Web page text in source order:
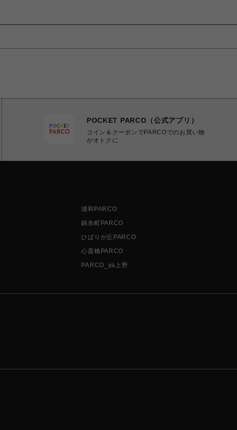
POCKET PARCO（公式アプリ）
コイン＆クーポンでPARCOでのお買い物
がオトクに
浦和PARCO
錦糸町PARCO
ひばりが丘PARCO
心斎橋PARCO
PARCO_ya上野